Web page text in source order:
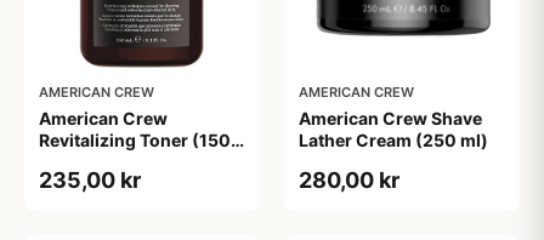
AMERICAN CREW
American Crew
Revitalizing Toner (150
235,00 kr
AMERICAN CREW
American Crew Shave
Lather Cream (250 ml)
280,00 kr